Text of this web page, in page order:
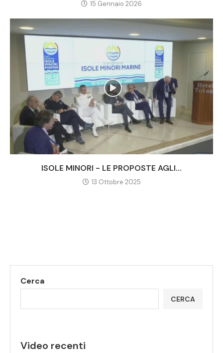
15 Gennaio 2026
ISOLE MINORI - LE PROPOSTE AGLI...
13 Ottobre 2025
Cerca
CERCA
Video recenti